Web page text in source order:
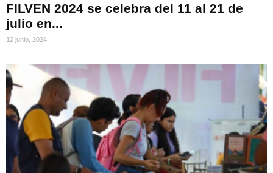
FILVEN 2024 se celebra del 11 al 21 de
julio en...
12 junio, 2024